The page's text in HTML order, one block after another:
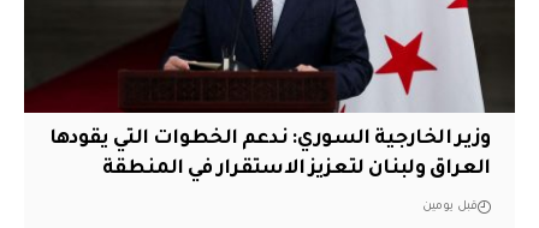
وزير الخارجية السوري: ندعم الخطوات التي يقودها
العراق ولبنان لتعزيز الاستقرار في المنطقة
قبل يومين